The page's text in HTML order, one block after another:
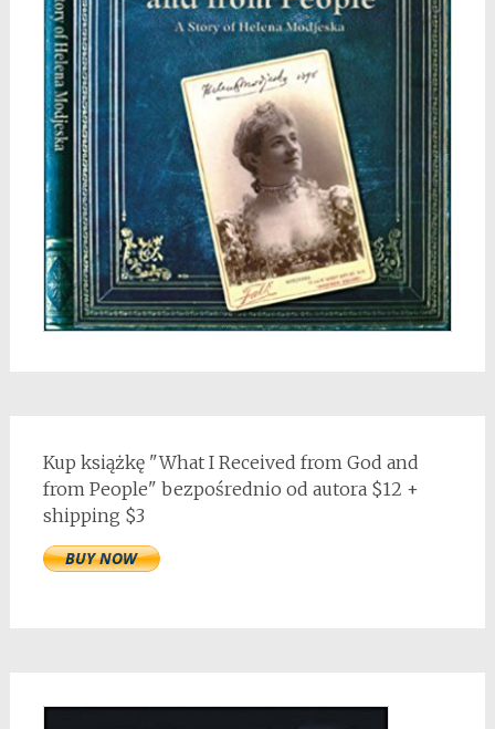
Kup książkę "What I Received from God and
from People" bezpośrednio od autora $12 +
shipping $3